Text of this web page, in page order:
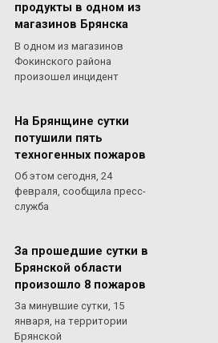
продукты в одном из
магазинов Брянска
В одном из магазинов
Фокинского района
произошел инцидент
На Брянщине сутки
потушили пять
техногенных пожаров
Об этом сегодня, 24
февраля, сообщила пресс-
служба
За прошедшие сутки в
Брянской области
произошло 8 пожаров
За минувшие сутки, 15
января, на территории
Брянской